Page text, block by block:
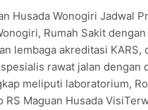
Husada Wonogiri Jadwal
Rumah Sakit
lembaga akreditasi KARS,
rawat jalan dengan
meliputi laboratorium,
RS Maguan Husada